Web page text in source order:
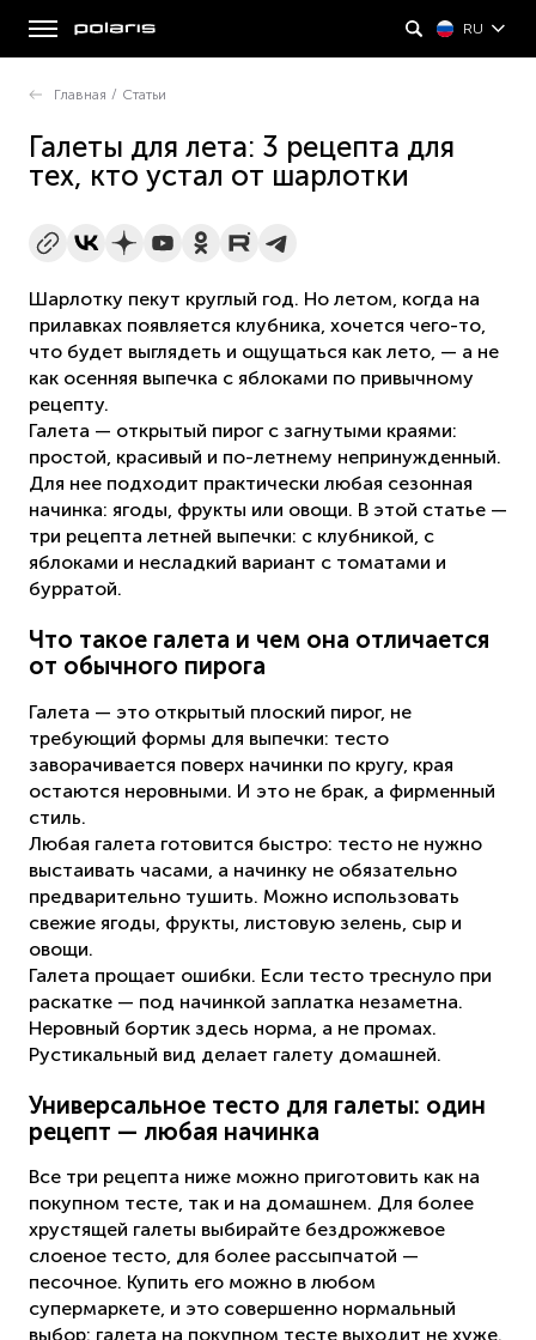
RU
Главная / Статьи
Галеты для лета: 3 рецепта для
тех, кто устал от шарлотки
Шарлотку пекут круглый год. Но летом, когда на
прилавках появляется клубника, хочется чего-то,
что будет выглядеть и ощущаться как лето, — а не
как осенняя выпечка с яблоками по привычному
рецепту.
Галета — открытый пирог с загнутыми краями:
простой, красивый и по-летнему непринужденный.
Для нее подходит практически любая сезонная
начинка: ягоды, фрукты или овощи. В этой статье —
три рецепта летней выпечки: с клубникой, с
яблоками и несладкий вариант с томатами и
бурратой.
Что такое галета и чем она отличается
от обычного пирога
Галета — это открытый плоский пирог, не
требующий формы для выпечки: тесто
заворачивается поверх начинки по кругу, края
остаются неровными. И это не брак, а фирменный
стиль.
Любая галета готовится быстро: тесто не нужно
выстаивать часами, а начинку не обязательно
предварительно тушить. Можно использовать
свежие ягоды, фрукты, листовую зелень, сыр и
овощи.
Галета прощает ошибки. Если тесто треснуло при
раскатке — под начинкой заплатка незаметна.
Неровный бортик здесь норма, а не промах.
Рустикальный вид делает галету домашней.
Универсальное тесто для галеты: один
рецепт — любая начинка
Все три рецепта ниже можно приготовить как на
покупном тесте, так и на домашнем. Для более
хрустящей галеты выбирайте бездрожжевое
слоеное тесто, для более рассыпчатой —
песочное. Купить его можно в любом
супермаркете, и это совершенно нормальный
выбор: галета на покупном тесте выходит не хуже.